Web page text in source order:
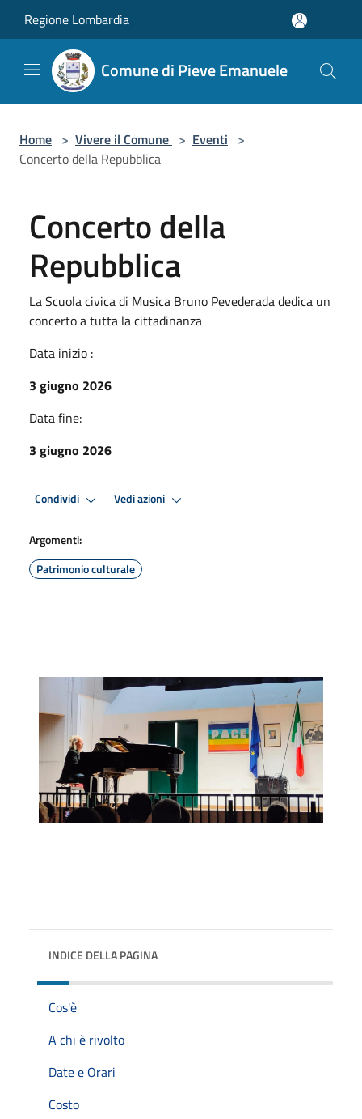
Regione Lombardia
Comune di Pieve Emanuele
Home > Vivere il Comune > Eventi >
Concerto della Repubblica
Concerto della
Repubblica
La Scuola civica di Musica Bruno Pevederada dedica un
concerto a tutta la cittadinanza
Data inizio :
3 giugno 2026
Data fine:
3 giugno 2026
Condividi Vedi azioni
Argomenti:
Patrimonio culturale
INDICE DELLA PAGINA
Cos'è
A chi è rivolto
Date e Orari
Costo